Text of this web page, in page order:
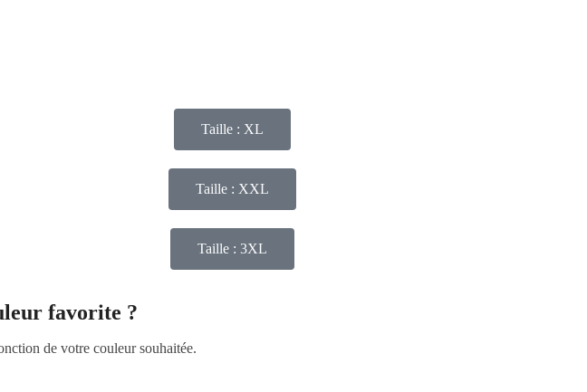
Taille : XL
Taille : XXL
Taille : 3XL
favorite ?
de votre couleur souhaitée.